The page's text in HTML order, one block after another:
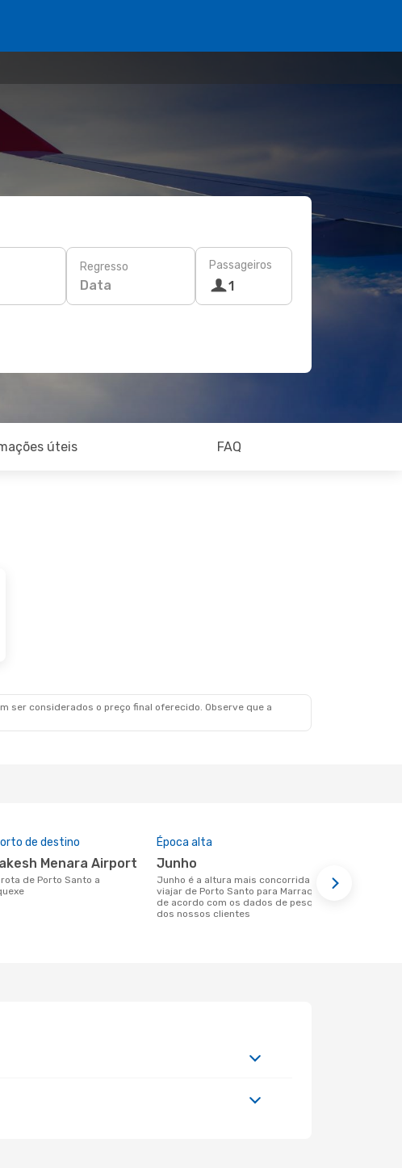
Regresso
Data
Passageiros
1
úteis FAQ
ser considerados o preço final oferecido. Observe que a
de destino
Menara Airport
Época alta
junho
junho é a altura mais concorrida para
viajar de Porto Santo para Marraquexe
de acordo com os dados de pesquisa
dos nossos clientes